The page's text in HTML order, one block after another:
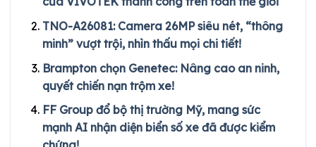
TNO-A26081: Camera 26MP siêu nét, “thông
minh” vượt trội, nhìn thấu mọi chi tiết!
Brampton chọn Genetec: Nâng cao an ninh,
quyết chiến nạn trộm xe!
FF Group đổ bộ thị trường Mỹ, mang sức
mạnh AI nhận diện biển số xe đã được kiểm